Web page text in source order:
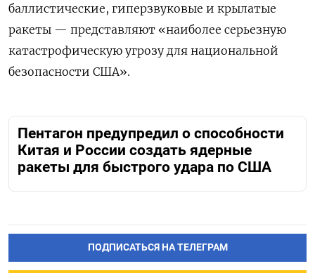
баллистические, гиперзвуковые и крылатые
ракеты — представляют «наиболее серьезную
катастрофическую угрозу для национальной
безопасности США».
Пентагон предупредил о способности
Китая и России создать ядерные
ракеты для быстрого удара по США
ПОДПИСАТЬСЯ НА ТЕЛЕГРАМ